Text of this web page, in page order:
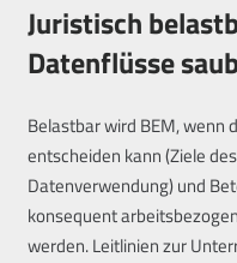
Juristisch
Datenflüsse
Belastbar wird BEM,
entscheiden kann (Ziele
Datenverwendung) und
konsequent
werden. Leitlinien zur